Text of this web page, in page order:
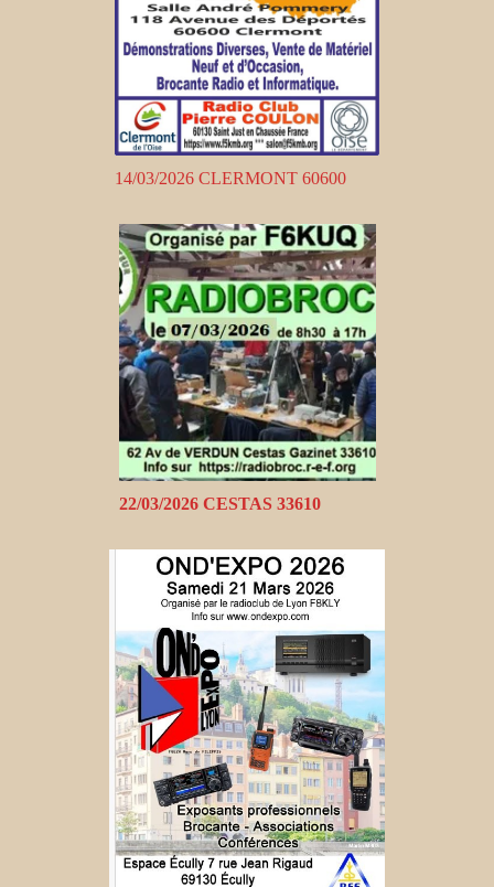
14/03/2026 CLERMONT 60600
22/03/2026 CESTAS 33610